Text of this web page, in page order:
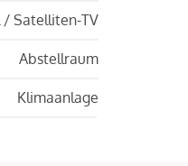
/ Satelliten-TV
Abstellraum
Klimaanlage